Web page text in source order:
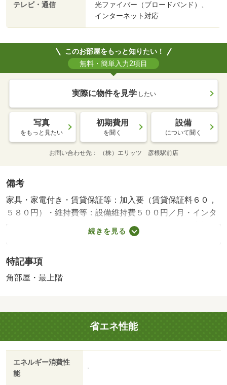
テレビ・通信
光ファイバー（ブロードバンド）、
インターネット対応
このお部屋をもっと知りたい！
無料・簡単入力2項目
実際に物件を見学 したい
写真
をもっと見たい
初期費用
を聞く
設備
について聞く
お問い合わせ先 （株）エリッツ 彦根駅前店
備考
家具・家電付き・賃貸保証等：加入要（賃貸保証料６０，
５８０円）・維持費等：設備維持費５００円／月・インタ
ーネット使用料３，３００円／月・ＪＲ琵琶湖線、彦根駅
まで徒歩２２分の家具家電付き物件です。 共用部には宅
設置されております。・バイク置場：なし・駐輪場：なし/
鍵交換費用 16500円/ﾊｳｽｸﾘｰﾆﾝｸﾞ 41800円
続きを見る
特記事項
角部屋・最上階
省エネ性能
エネルギー消費性
能
-